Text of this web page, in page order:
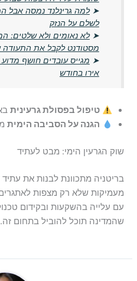
➤למה גרינלנד נמסה אבל
לשלם על הנזק
➤לא נאומים ולא שלטים:
מסטודנט לקבל את התעודה
➤
אירו בחודש
טיפול בפסולת גרעינית
הגנה על הסביבה הימית
שוק הגרעין הימי: מבט לעתיד
בריטניה מתכוונת לבנות את
מעמיקות שלא רק מצפות
עם עלייה בהשקעות ובקידום
שהמדינה תוכל להוביל בתחום זה.